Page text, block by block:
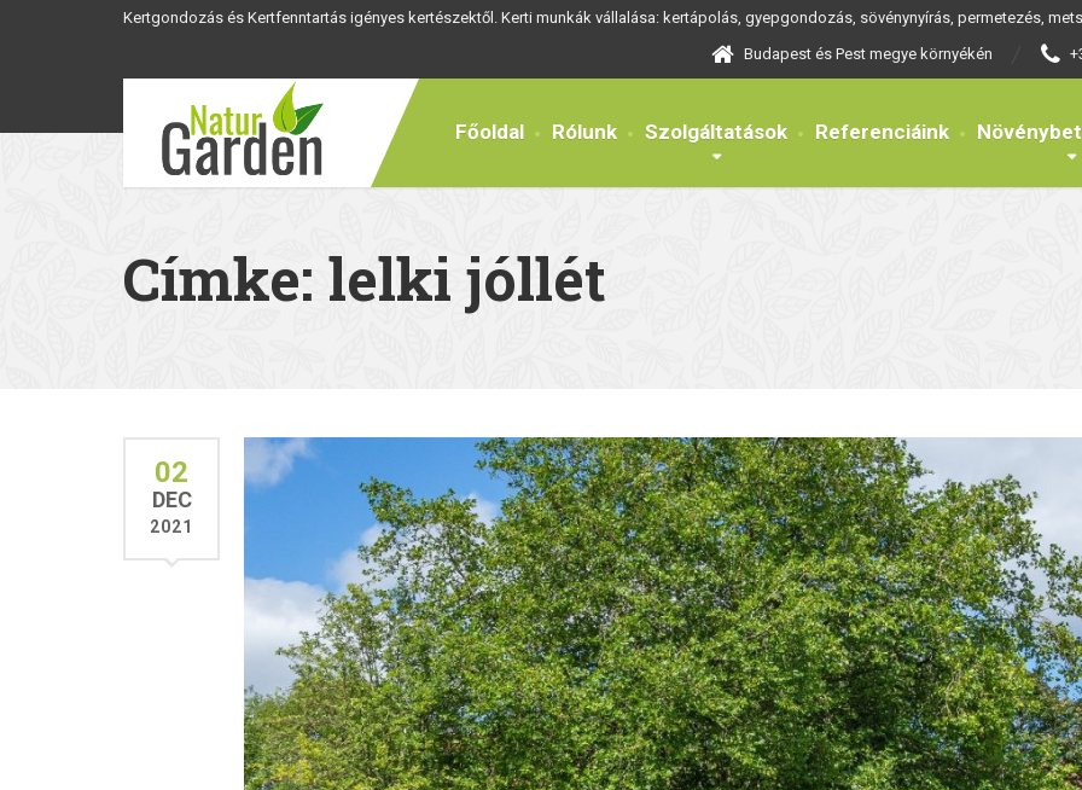
Kertgondozás és Kertfenntartás igényes kertészektől. Kerti munkák vállalása: kertápolás, gyepgondozás, sövénynyírás, permetezés,
Budapest és Pest megye környékén
Főoldal Rólunk Szolgáltatások Referenciáink
Címke: lelki jóllét
02
DEC
2021